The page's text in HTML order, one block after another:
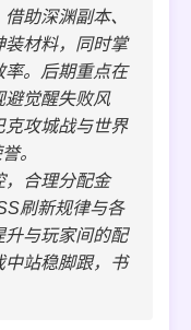
助深渊副本、
装材料，同时掌
率。后期重点在
避觉醒失败风
克攻城战与世界
。
，合理分配金
刷新规律与各
升与玩家间的配
中站稳脚跟，书